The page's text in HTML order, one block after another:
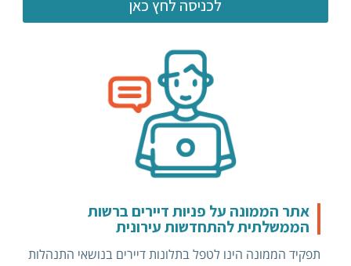
לכניסה לחץ כאן
אתר הממונה על פניות דיירים ברשות
הממשלתית להתחדשות עירונית
תפקיד הממונה הינו לטפל בתלונות דיירים בנושאי התנהלות